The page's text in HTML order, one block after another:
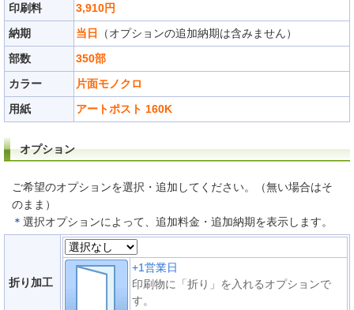
印刷料
3,910円
納期
当日
（オプションの追加納期は含みません）
部数
350部
カラー
片面モノクロ
用紙
アートポスト 160K
オプション
ご希望のオプションを選択・追加してください。（無い場合はそ
のまま）
＊ 選択オプションによって、追加料金・追加納期を表示します。
折り加工
+1営業日
印刷物に「折り」を入れるオプションで
す。